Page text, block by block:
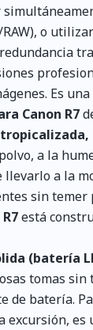
RAW), o
Es
Canon R7
a la
llevarlo a la
sin temer
está
(batería
tomas
de batería.
excursión, es